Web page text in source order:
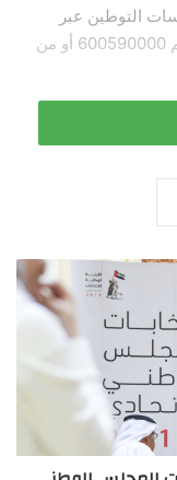
التوطين عبر
قنواتنا المعتمدة عبر مركز الاتصال على الرقم 600590000 أو من